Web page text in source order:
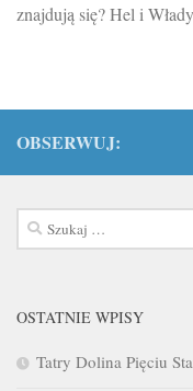
znajdują się? Hel i
OBSERWUJ:
Szukaj:
OSTATNIE WPISY
Tatry Dolina Pięciu